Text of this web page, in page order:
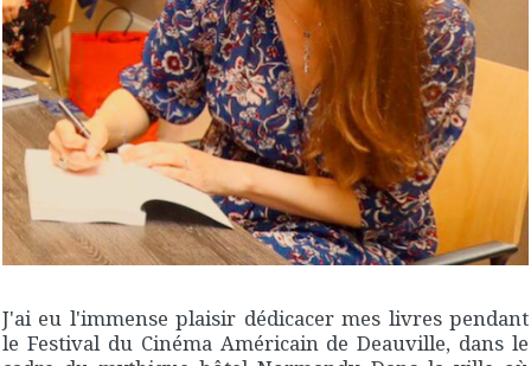
J'ai eu l'immense plaisir dédicacer mes livres pendant
le Festival du Cinéma Américain de Deauville, dans le